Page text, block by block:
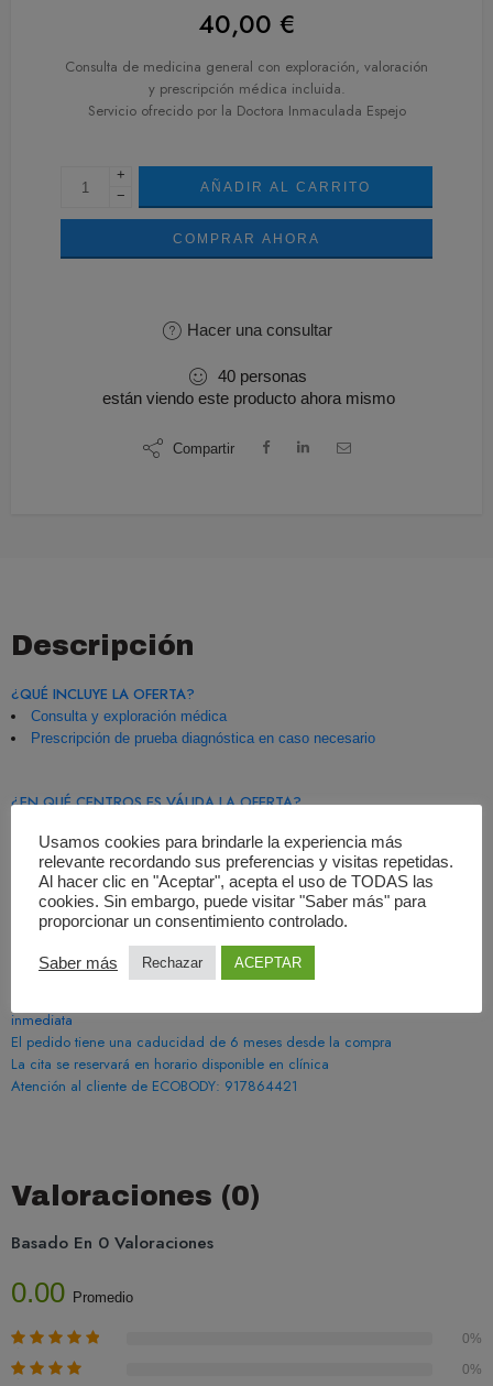
40,00 €
Consulta de medicina general con exploración, valoración
y prescripción médica incluida.
Servicio ofrecido por la Doctora Inmaculada Espejo
+
−
AÑADIR AL CARRITO
COMPRAR AHORA
Hacer una consultar
40 personas
están viendo este producto ahora mismo
Compartir
Descripción
¿QUÉ INCLUYE LA OFERTA?
Consulta y exploración médica
Prescripción de prueba diagnóstica en caso necesario
¿EN QUÉ CENTROS ES VÁLIDA LA OFERTA?
Madrid
Nº de colegiado médico de la Doctora Espejo:
Web:https://www.centromedicodraespejo.info/
CONDICIONES DE COMPRA
La compra se realiza mediante pago seguro con tarjeta
inmediata
El pedido tiene una caducidad de 6 meses desde la compra
La cita se reservará en horario disponible en clínica
Atención al cliente de ECOBODY: 917864421
Valoraciones (0)
Basado En 0 Valoraciones
0.00 Promedio
0%
0%
Usamos cookies para brindarle la experiencia más
relevante recordando sus preferencias y visitas repetidas.
Al hacer clic en "Aceptar", acepta el uso de TODAS las
cookies. Sin embargo, puede visitar "Saber más" para
proporcionar un consentimiento controlado.
Saber más Rechazar ACEPTAR